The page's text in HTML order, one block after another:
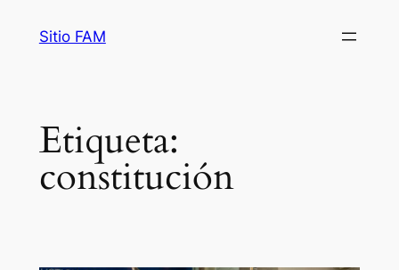
Sitio FAM
Etiqueta:
constitución